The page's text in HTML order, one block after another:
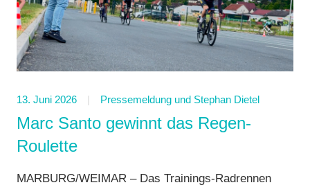
13. Juni 2026 Pressemeldung und Stephan Dietel
Marc Santo gewinnt das Regen-
Roulette
MARBURG/WEIMAR – Das Trainings-Radrennen